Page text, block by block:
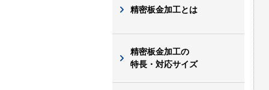
精密板金加工とは
精密板金加工の
特長・対応サイズ